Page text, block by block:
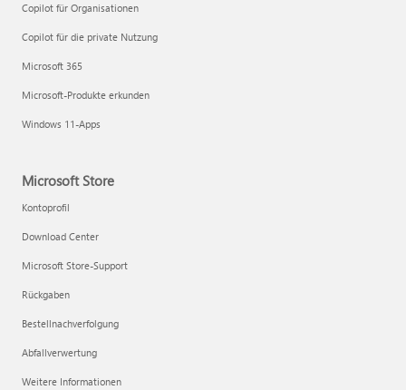
Copilot für Organisationen
Copilot für die private Nutzung
Microsoft 365
Microsoft-Produkte erkunden
Windows 11-Apps
Microsoft Store
Kontoprofil
Download Center
Microsoft Store-Support
Rückgaben
Bestellnachverfolgung
Abfallverwertung
Weitere Informationen